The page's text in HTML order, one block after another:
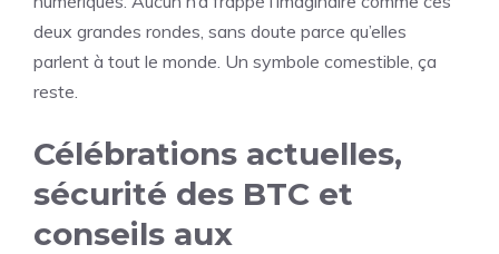
deux grandes rondes, sans doute parce qu’elles
parlent à tout le monde. Un symbole comestible, ça
reste.
Célébrations actuelles,
sécurité des BTC et
conseils aux